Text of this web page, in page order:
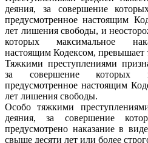
деяния, за совершение
предусмотренное настоящим
лет лишения свободы, и
которых максимальное
настоящим Кодексом, превышает
Тяжкими преступлениями
за совершение которых
предусмотренное настоящим
лет лишения свободы.
Особо тяжкими
деяния, за совершение
предусмотрено наказание в
свыше десяти лет или более